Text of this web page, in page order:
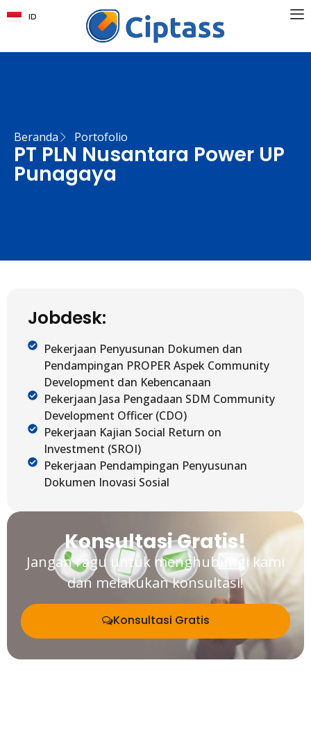
ID
EN
Beranda Portofolio
PT PLN Nusantara Power UP
Punagaya
Jobdesk:
Pekerjaan Penyusunan Dokumen dan
Pendampingan PROPER Aspek Community
Development dan Kebencanaan
Pekerjaan Jasa Pengadaan SDM Community
Development Officer (CDO)
Pekerjaan Kajian Social Return on
Investment (SROI)
Pekerjaan Pendampingan Penyusunan
Dokumen Inovasi Sosial
Konsultasi Gratis!
Jangan ragu untuk menghubungi kami
dan melakukan konsultasi!
Konsultasi Gratis